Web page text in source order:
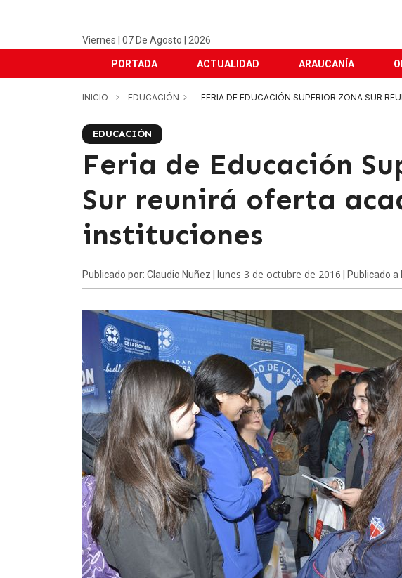
Viernes | 07 De Agosto | 2026
PORTADA ACTUALIDAD ARAUCANÍA
INICIO EDUCACIÓN FERIA DE EDUCACIÓN SUPERIOR ZONA SUR
EDUCACIÓN
Feria de Educación
Sur reunirá oferta
instituciones
Publicado por: Claudio Nuñez | lunes 3 de octubre de 2016 | Publicado